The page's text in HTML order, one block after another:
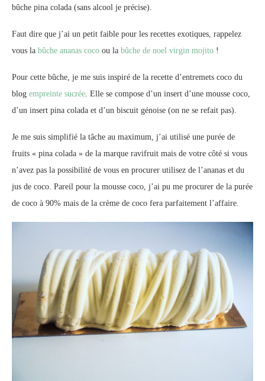
bûche pina colada (sans alcool je précise).
Faut dire que j’ai un petit faible pour les recettes exotiques, rappelez
vous la bûche ananas coco ou la bûche de noel virgin mojito !
Pour cette bûche, je me suis inspiré de la recette d’entremets coco du
blog empreinte sucrée . Elle se compose d’un insert d’une mousse coco,
d’un insert pina colada et d’un biscuit génoise (on ne se refait pas).
Je me suis simplifié la tâche au maximum, j’ai utilisé une purée de
fruits « pina colada » de la marque ravifruit mais de votre côté si vous
n’avez pas la possibilité de vous en procurer utilisez de l’ananas et du
jus de coco. Pareil pour la mousse coco, j’ai pu me procurer de la purée
de coco à 90% mais de la crème de coco fera parfaitement l’affaire.